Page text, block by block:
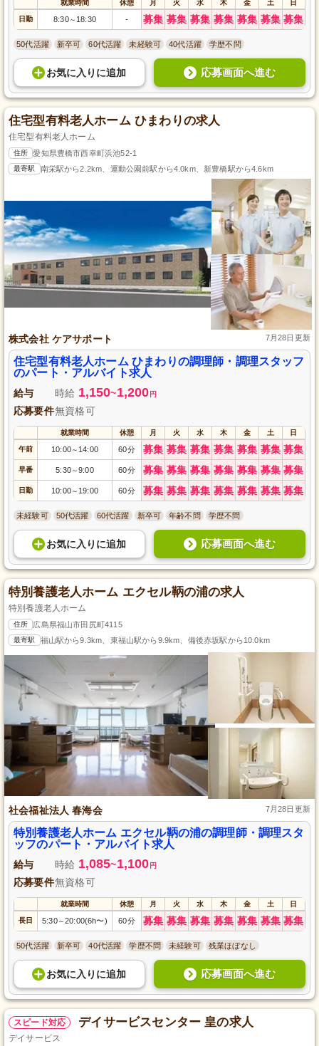
就業時間 休憩 月 火 水 木 金 土 日
日勤 8:30～ 18:30 - 募集 募集 募集 募集 募集 募集 募集
50代活躍 新卒可 60代活躍 未経験可 40代活躍 学歴不問
お気に入り に追加 応募画面へ進む
住宅型有料老人ホーム ひまわりの求人
住宅型有料老人ホーム
住所 愛知県豊橋市西幸町浜池52-1
最寄駅 南栄駅から2.2km、運動公園前駅から4.0km、新豊橋駅から4.6km
株式会社 ケアサポート 7月28日更新
住宅型有料老人ホーム ひまわりの調理師・調理スタッフ
のパート・アルバイト求人
給与 時給 1,150~1,200 円
応募要件無資格可
就業時間 休憩 月 火 水 木 金 土 日
午前 10:00～ 14:00 60分 募集 募集 募集 募集 募集 募集 募集
早番 5:30～9:00 60分 募集 募集 募集 募集 募集 募集 募集
日勤 10:00～ 19:00 60分 募集 募集 募集 募集 募集 募集 募集
未経験可 50代活躍 60代活躍 新卒可 年齢不問 学歴不問
お気に入り に追加 応募画面へ進む
特別養護老人ホーム エクセル鞆の浦の求人
特別養護老人ホーム
住所 広島県福山市田尻町4115
最寄駅 福山駅から9.3km、東福山駅から9.9km、備後赤坂駅から10.0km
社会福祉法人 春海会 7月28日更新
特別養護老人ホーム エクセル鞆の浦の調理師・調理スタ
ッフのパート・アルバイト求人
給与 時給 1,085~1,100 円
応募要件無資格可
就業時間 休憩 月 火 水 木 金 土 日
長日 5:30～20:00(6h〜) 60分 募集 募集 募集 募集 募集 募集 募集
50代活躍 新卒可 40代活躍 学歴不問 未経験可 残業ほぼなし
お気に入り に追加 応募画面へ進む
スピード対応 デイサービスセンター 皇の求人
デイサービス